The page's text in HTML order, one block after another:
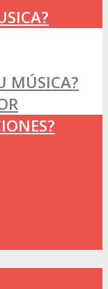
MÚSICA?